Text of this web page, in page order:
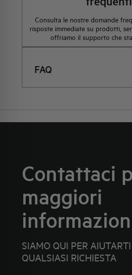
Consulta le nostre domande
risposte immediate su prodotti,
offriamo il supporto che
FAQ
Contattaci
maggiori
SIAMO QUI PER
QUALSIASI RICHIESTA